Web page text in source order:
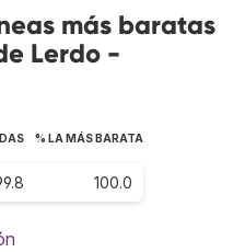
más baratas
Lerdo -
% LA MÁS BARATA
100.0